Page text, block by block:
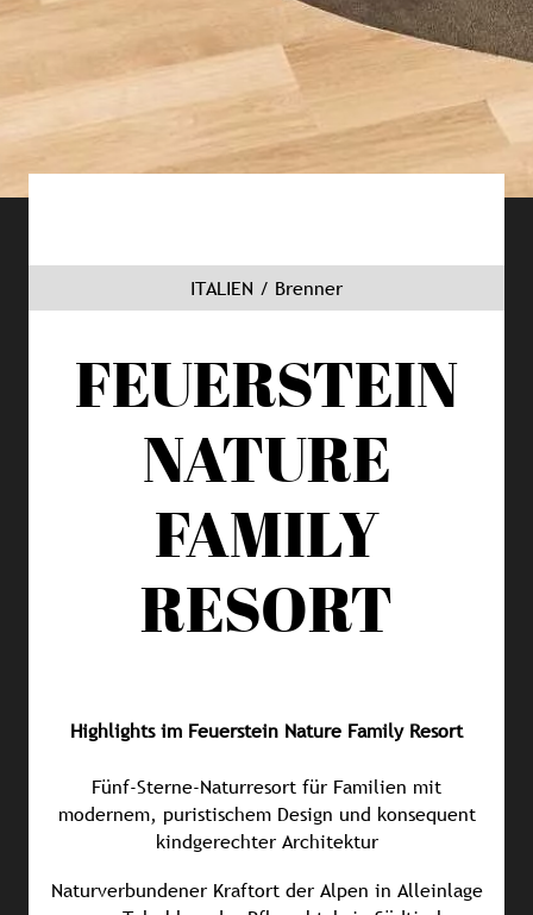
ITALIEN / Brenner
FEUERSTEIN
NATURE
FAMILY
RESORT
Highlights im Feuerstein Nature Family Resort
Fünf-Sterne-Naturresort für Familien mit
modernem, puristischem Design und konsequent
kindgerechter Architektur
Naturverbundener Kraftort der Alpen in Alleinlage